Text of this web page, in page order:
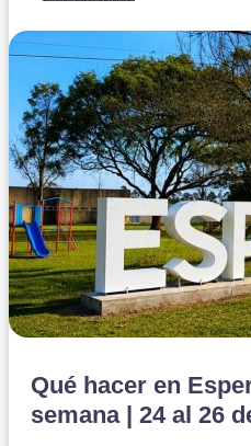
Qué hacer en
semana | 24 al 26